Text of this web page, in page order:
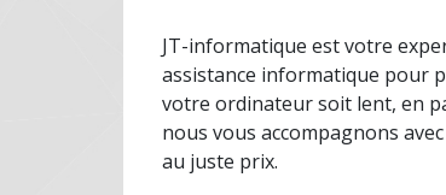
JT-informatique est votre
assistance informatique pour
votre ordinateur soit lent, en
nous vous accompagnons
au juste prix.